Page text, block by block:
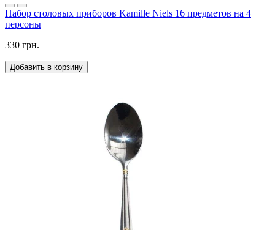
Набор столовых приборов Kamille Niels 16 предметов на 4
персоны
330 грн.
Добавить в корзину